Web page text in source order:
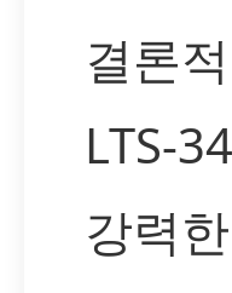
결론
LTS-
강력